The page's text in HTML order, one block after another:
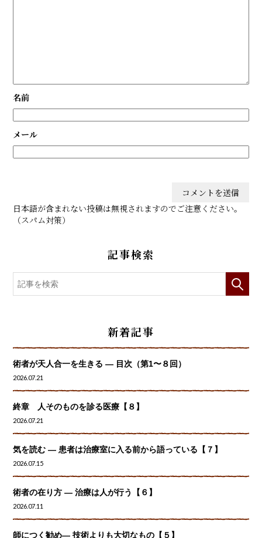
名前
メール
日本語が含まれない投稿は無視されますのでご注意ください。
（スパム対策）
記事検索
新着記事
術者が天人合一を生きる — 目次（第1〜８回）
2026.07.21
終章 人そのものを診る医療【８】
2026.07.21
気を読む ― 患者は治療室に入る前から語っている【７】
2026.07.15
術者の在り方 ― 治療は人が行う【６】
2026.07.11
師につく勧め― 技術よりも大切なもの【５】